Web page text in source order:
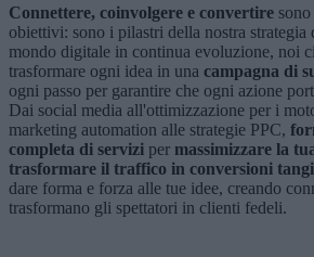
Connettere, coinvolgere e convertire
obiettivi: sono i pilastri della nostra
mondo digitale in continua evoluzione, noi
trasformare ogni idea in una campagna di
ogni passo per garantire che ogni azione
Dai social media all'ottimizzazione per i
marketing automation alle strategie PPC,
completa di servizi per massimizzare la
trasformare il traffico in conversioni
dare forma e forza alle tue idee, creando
trasformano gli spettatori in clienti fedeli.